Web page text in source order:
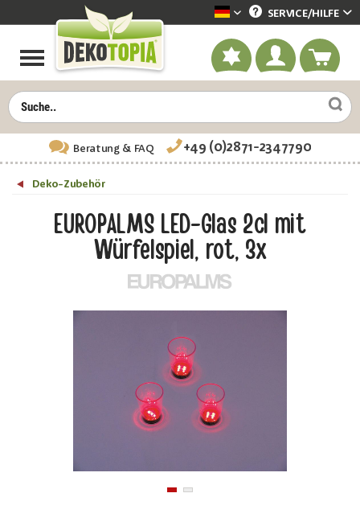
Dekotopia deutsch
SERVICE/HILFE
Beratung& FAQ +49 (0)2871-2347790
Deko-Zubehör
EUROPALMS LED-Glas 2cl mit
Würfelspiel, rot, 3x